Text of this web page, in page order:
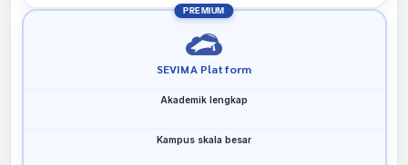
PREMIUM
SEVIMA Platform
Akademik lengkap
Kampus skala besar